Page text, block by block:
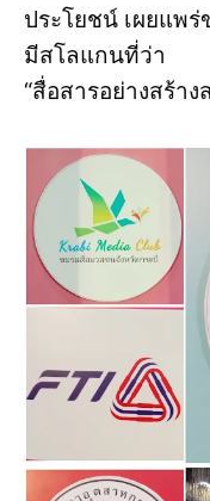
ประโยชน์ เผยแพ
มีสโลแกนที่ว่า
“สื่อสารอย่างสร้า